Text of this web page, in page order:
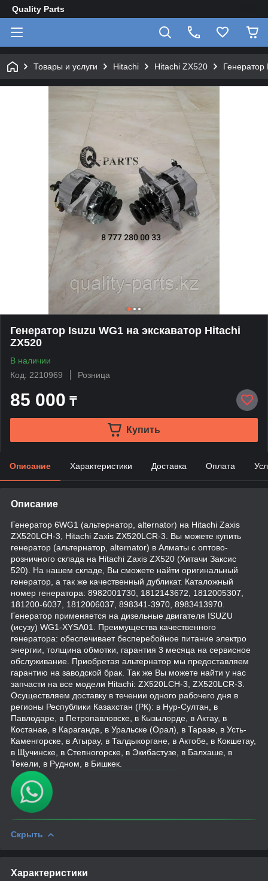
Quality Parts
Товары и услуги Hitachi Hitachi ZX520 Генератор
Генератор Isuzu WG1 на экскаватор Hitachi
ZX520
В наличии
Код: 2210969
Розница
85 000 ₸
Купить
Описание Характеристики Доставка Оплата
Описание
Генератор 6WG1 (альтернатор, alternator) на Hitachi Zaxis
ZX520LCH-3, Hitachi Zaxis ZX520LCR-3. Вы можете купить
генератор (альтернатор, alternator) в Алматы с оптово-
розничного склада на Hitachi Zaxis ZX520 (Хитачи Заксис
520). На нашем складе, Вы сможете найти оригинальный
генератор, а так же качественный дубликат. Каталожный
номер генератора: 8982001730, 1812143672, 1812005307,
181200-6037, 1812006037, 898341-3970, 8983413970.
Генератор применяется на дизельные двигателя ISUZU
(исузу) WG1-XYSA01. Преимущества качественного
генератора: обеспечивает бесперебойное питание электро
энергии, толщина обмотки, гарантия 3 месяца на сервисное
обслуживание. Приобретая альтернатор мы предоставляем
гарантию на заводской брак. Так же Вы можете найти у нас
запчасти на все модели Hitachi: ZX520LCH-3, ZX520LCR-3.
Осуществляем доставку в течении одного рабочего дня в
регионы Республики Казахстан (РК): в Нур-Султан, в
Павлодаре, в Петропавловске, в Кызылорде, в Актау, в
Костанае, в Караганде, в Уральске (Орал), в Таразе, в Усть-
Каменгорске, в Атырау, в Талдыкоргане, в Актобе, в Кокшетау,
в Щучинске, в Степногорске, в Экибастузе, в Балхаше, в
Текели, в Рудном, в Бишкек.
Скрыть
Характеристики